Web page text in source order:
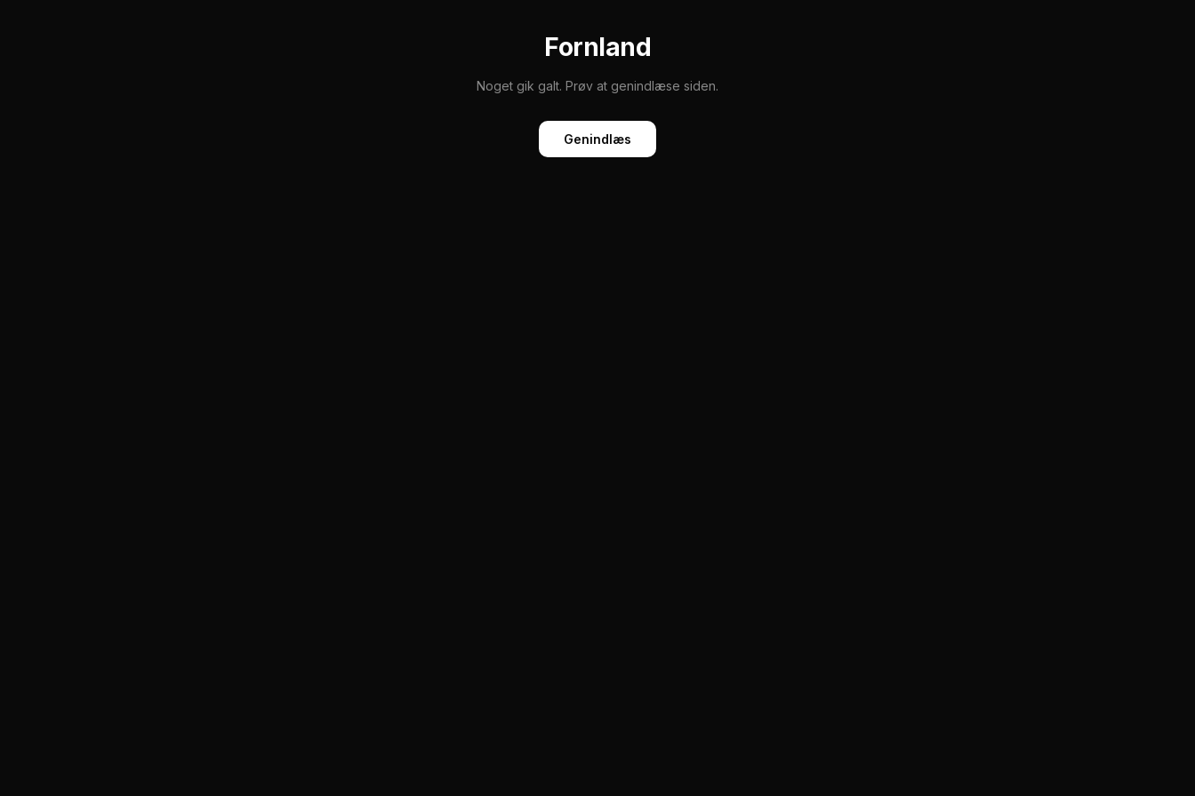
Fornland
Noget gik galt. Prøv at genindlæse siden.
Genindlæs